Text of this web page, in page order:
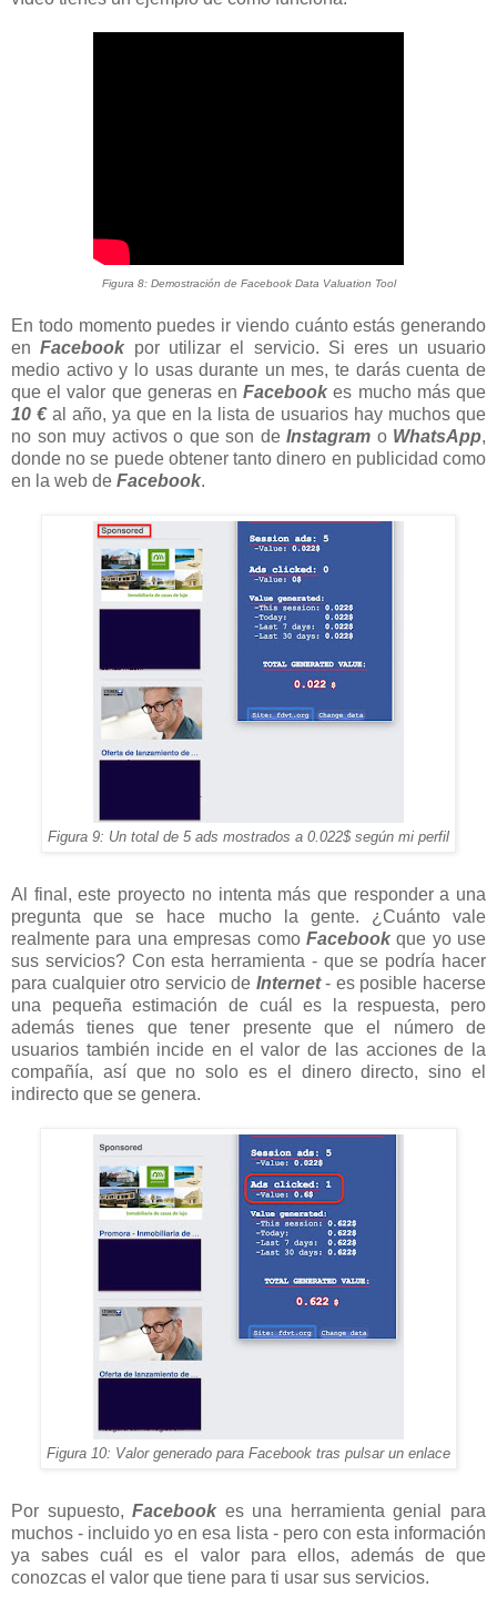
Figura 8: Demostración de Facebook Data Valuation Tool
En todo momento puedes ir viendo cuánto estás generando
enFacebook por utilizar el servicio. Si eres un usuario
medio activo y lo usas durante un mes, te darás cuenta de
que el valor que generas enFacebook es mucho más que
10 €al año, ya que en la lista de usuarios hay muchos que
no son muy activos o que son de Instagram o WhatsApp,
donde no se puede obtener tanto dinero en publicidad como
en la web de Facebook.
Figura 9: Un total de 5 ads mostrados a 0.022$ según mi perfil
Al final, este proyecto no intenta más que responder a una
pregunta que se hace mucho la gente. ¿Cuánto vale
realmente para una empresas como Facebookque yo use
sus servicios? Con esta herramienta - que se podría hacer
para cualquier otro servicio de Internet- es posible hacerse
una pequeña estimación de cuál es la respuesta, pero
además tienes que tener presente que el número de
usuarios también incide en el valor de las acciones de la
compañía, así que no solo es el dinero directo, sino el
indirecto que se genera.
Figura 10: Valor generado para Facebook tras pulsar un enlace
Por supuesto,Facebook es una herramienta genial para
muchos - incluido yo en esa lista - pero con esta información
ya sabes cuál es el valor para ellos, además de que
conozcas el valor que tiene para ti usar sus servicios.